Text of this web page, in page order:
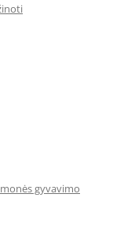
gyvavimo